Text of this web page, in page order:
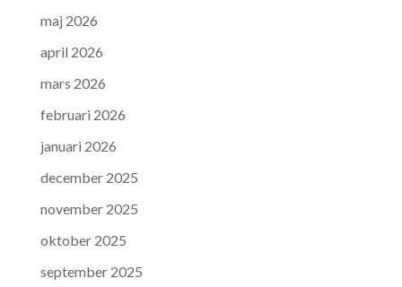
maj 2026
april 2026
mars 2026
februari 2026
januari 2026
december 2025
november 2025
oktober 2025
september 2025